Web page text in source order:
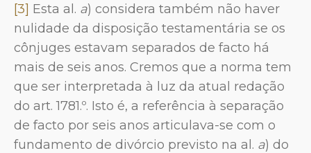
[3] Esta al. a) considera também não haver
nulidade da disposição testamentária se os
cônjuges estavam separados de facto há
mais de seis anos. Cremos que a norma tem
que ser interpretada à luz da atual redação
do art. 1781.º. Isto é, a referência à separação
de facto por seis anos articulava-se com o
fundamento de divórcio previsto na al. a) do